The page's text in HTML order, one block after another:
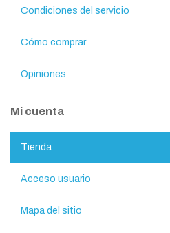
Condiciones del servicio
Cómo comprar
Opiniones
Mi cuenta
Tienda
Acceso usuario
Mapa del sitio